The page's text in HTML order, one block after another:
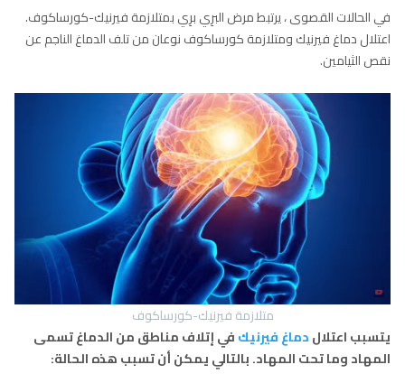
في الحالات القصوى ، يرتبط مرض البرِي برِي بمتلازمة فيرنيك-كورساكوف.
اعتلال دماغ فيرنيك ومتلازمة كورساكوف نوعان من تلف الدماغ الناجم عن
نقص الثيامين.
متلازمة فيرنيك-كورساكوف
يتسبب اعتلالدماغ فيرنيكفي إتلاف مناطق من الدماغ تسمى
المهاد وما تحت المهاد. بالتالي يمكن أن تسبب هذه الحالة: